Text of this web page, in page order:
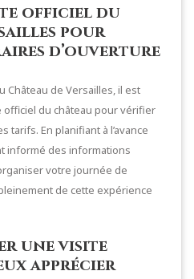
officiel du
pour
d’ouverture
Château de Versailles, il est
du château pour vérifier
tarifs. En planifiant à l’avance
informé des informations
votre journée de
de cette expérience
une visite
apprécier